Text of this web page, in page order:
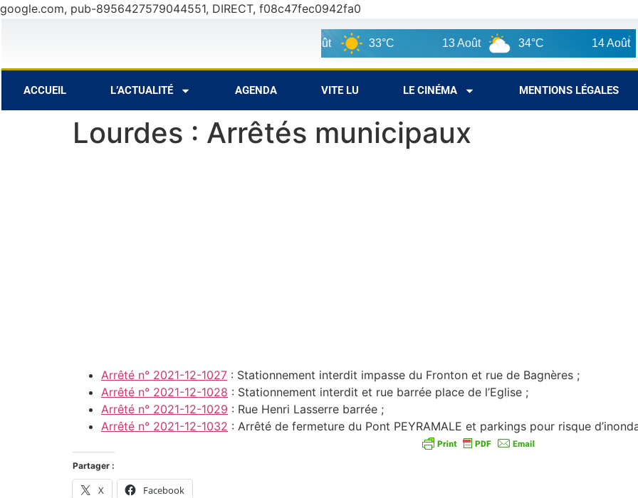
google.com, pub-8956427579044551, DIRECT, f08c47fec0942fa0
33°C 13 Août 34°C 14 Août
ACCUEIL L’ACTUALITÉ AGENDA VITE LU LE CINÉMA MENTIONS LÉGALES
Lourdes : Arrêtés municipaux
Arrêté n° 2021-12-1027 : Stationnement interdit impasse du Fronton et rue de Bagnères ;
Arrêté n° 2021-12-1028 : Stationnement interdit et rue barrée place de l’Eglise ;
Arrêté n° 2021-12-1029 : Rue Henri Lasserre barrée ;
Arrêté n° 2021-12-1032 : Arrêté de fermeture du Pont PEYRAMALE et parkings pour risque
Partager :
X Facebook